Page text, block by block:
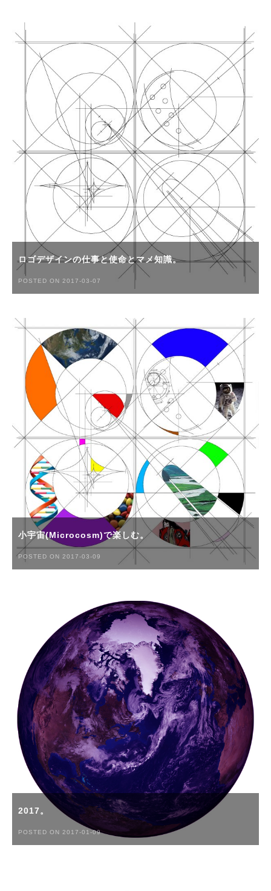
ロゴデザインの仕事と使命とマメ知識。
POSTED ON 2017-03-07
小宇宙(Microcosm)で楽しむ。
POSTED ON 2017-03-09
2017。
POSTED ON 2017-01-09